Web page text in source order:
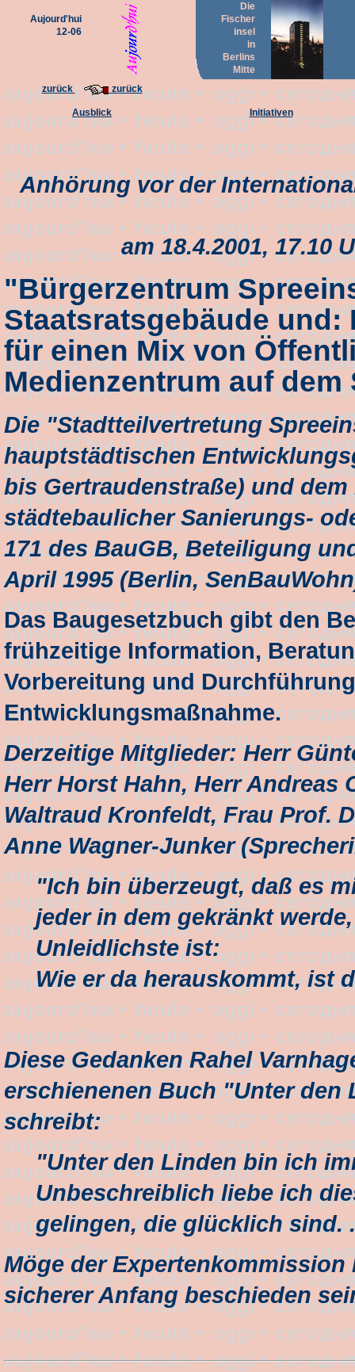
Aujourd'hui
12-06
Die
Fischer
insel
in
Berlins
Mitte
zurück
zurück
Ausblick Initiativen
Anhörung vor der
am 18.4.2001, 17.10
"Bürgerzentrum
Staatsratsgebäude
für einen Mix von
Medienzentrum auf dem
Die "Stadtteilvertretung
hauptstädtischen
bis Gertraudenstraße) und
städtebaulicher Sanierungs-
171 des BauGB, Beteiligung
April 1995 (Berlin,
Das Baugesetzbuch gibt den
frühzeitige Information,
Vorbereitung und
Entwicklungsmaßnahme.
Derzeitige Mitglieder: Herr
Herr Horst Hahn, Herr Andreas
Waltraud Kronfeldt, Frau Prof.
Anne Wagner-Junker
"Ich bin überzeugt, daß es
jeder in dem gekränkt
Unleidlichste ist:
Wie er da herauskommt, ist
Diese Gedanken Rahel
erschienenen Buch "Unter
schreibt:
"Unter den Linden bin ich
Unbeschreiblich liebe ich
gelingen, die glücklich sind.
Möge der
sicherer Anfang beschieden